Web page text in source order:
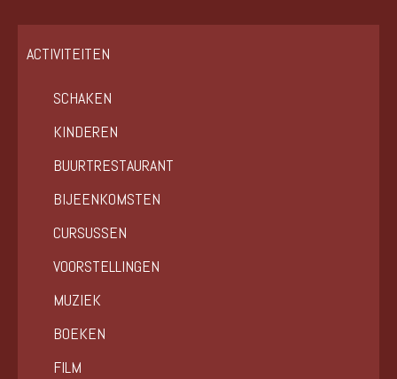
ACTIVITEITEN
SCHAKEN
KINDEREN
BUURTRESTAURANT
BIJEENKOMSTEN
CURSUSSEN
VOORSTELLINGEN
MUZIEK
BOEKEN
FILM